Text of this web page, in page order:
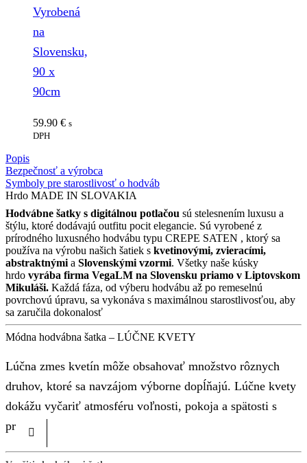
Vyrobená
na
Slovensku,
90 x
90cm
59.90 € s
DPH
Popis
Bezpečnosť a výrobca
Symboly pre starostlivosť o hodváb
Hrdo MADE IN SLOVAKIA
Hodvábne šatky s digitálnou potlačou sú stelesnením luxusu a
štýlu, ktoré dodávajú outfitu pocit elegancie. Sú vyrobené z
prírodného luxusného hodvábu typu CREPE SATEN , ktorý sa
používa na výrobu našich šatiek s kvetinovými, zvieracími,
abstraktnými a Slovenskými vzormi. Všetky naše kúsky
hrdo vyrába firma VegaLM na Slovensku priamo v Liptovskom
Mikuláši. Každá fáza, od výberu hodvábu až po remeselnú
povrchovú úpravu, sa vykonáva s maximálnou starostlivosťou, aby
sa zaručila dokonalosť
Módna hodvábna šatka – LÚČNE KVETY
Lúčna zmes kvetín môže obsahovať množstvo rôznych
druhov, ktoré sa navzájom výborne dopĺňajú. Lúčne kvety
dokážu vyčariť atmosféru voľnosti, pokoja a spätosti s
prírodou.